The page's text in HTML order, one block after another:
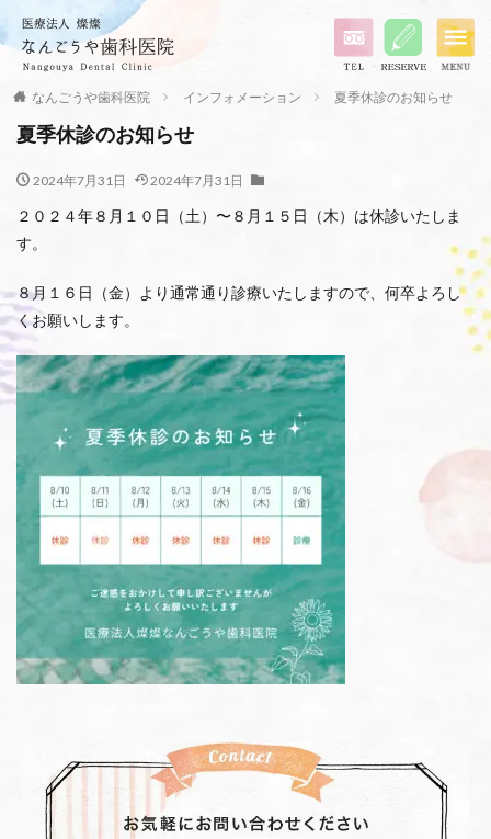
なんごうや歯科医院 インフォメーション 夏季休診のお知らせ
夏季休診のお知らせ
2024年7月31日 2024年7月31日
２０２４年８月１０日（土）〜８月１５日（木）は休診いたしま
す。
８月１６日（金）より通常通り診療いたしますので、何卒よろし
くお願いします。